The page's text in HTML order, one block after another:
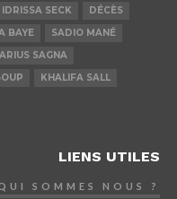
IDRISSA SECK
DÉCÈS
BAYE
SADIO MANÉ
SAGNA
KHALIFA SALL
LIENS UTILES
SOMMES NOUS ?